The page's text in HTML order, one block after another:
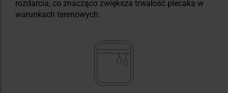
rozdarcia, co znacząco zwiększa trwałość plecaka w
warunkach terenowych.